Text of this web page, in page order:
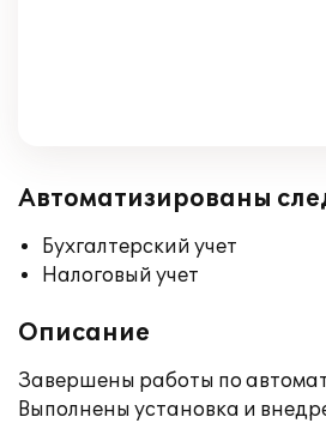
Автоматизированы
Бухгалтерский учет
Налоговый учет
Описание
Завершены работы по
Выполнены установка и